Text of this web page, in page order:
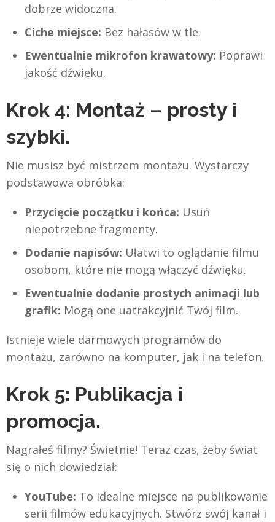
dobrze widoczna.
Ciche miejsce: Bez hałasów w tle.
Ewentualnie mikrofon krawatowy: Poprawi
jakość dźwięku.
Krok 4: Montaż – prosty i
szybki.
Nie musisz być mistrzem montażu. Wystarczy
podstawowa obróbka:
Przycięcie początku i końca: Usuń
niepotrzebne fragmenty.
Dodanie napisów: Ułatwi to oglądanie filmu
osobom, które nie mogą włączyć dźwięku.
Ewentualnie dodanie prostych animacji lub
grafik: Mogą one uatrakcyjnić Twój film.
Istnieje wiele darmowych programów do
montażu, zarówno na komputer, jak i na telefon.
Krok 5: Publikacja i
promocja.
Nagrałeś filmy? Świetnie! Teraz czas, żeby świat
się o nich dowiedział:
YouTube: To idealne miejsce na publikowanie
serii filmów edukacyjnych. Stwórz swój kanał i